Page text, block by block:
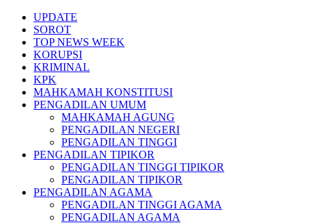
Skip
content
UPDATE
SOROT
TOP NEWS WEEK
KORUPSI
KRIMINAL
KPK
MAHKAMAH KONSTITUSI
PENGADILAN UMUM
MAHKAMAH AGUNG
PENGADILAN NEGERI
PENGADILAN TINGGI
PENGADILAN TIPIKOR
PENGADILAN TINGGI TIPIKOR
PENGADILAN TIPIKOR
PENGADILAN AGAMA
PENGADILAN TINGGI AGAMA
PENGADILAN AGAMA